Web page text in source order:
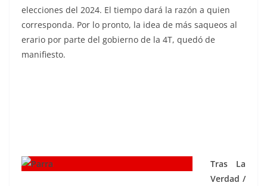
elecciones del 2024. El tiempo dará la razón a quien
corresponda. Por lo pronto, la idea de más saqueos al
erario por parte del gobierno de la 4T, quedó de
manifiesto.
Tras La
Verdad /